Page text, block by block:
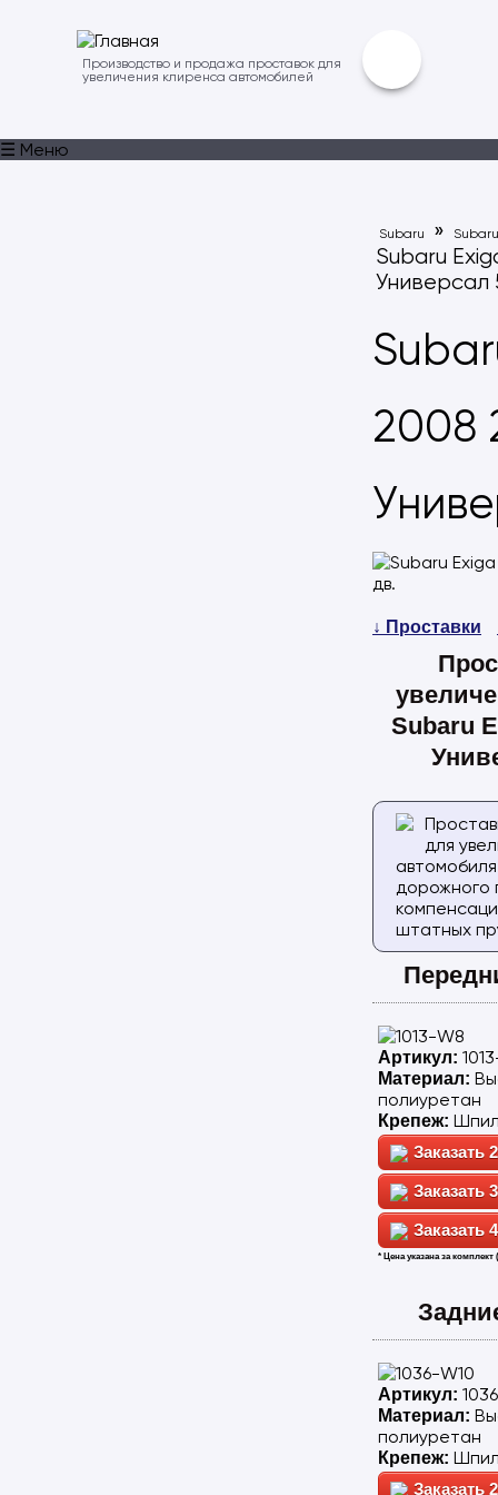
Производство и продажа проставок для
увеличения клиренса автомобилей
☰ Меню
Subaru »
Subaru
Универсал
2008
↓ Проставки
Subaru
для
дорожного
штатных
Артикул:
Материал:
полиуретан
Крепеж:
* Цена указана за
Артикул:
Материал:
полиуретан
Крепеж: